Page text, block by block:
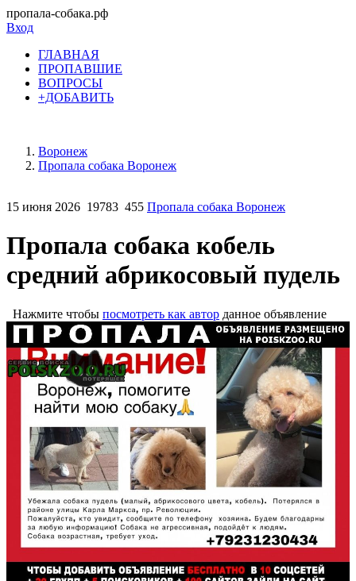
пропала-собака.рф
Вход
ГЛАВНАЯ
ПРОПАВШИЕ
ВОПРОСЫ
+ДОБАВИТЬ
Воронеж
Пропала собака Воронеж
15 июня 2026 19783 455 Пропала собака Воронеж
Пропала собака кобель
средний абрикосовый пудель
Нажмите чтобы посмотреть как автор данное объявление